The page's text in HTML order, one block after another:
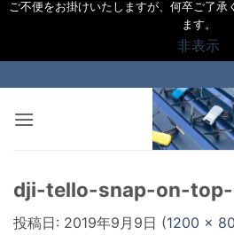
ご不便をお掛けいたしますが、何卒ご了承
ます。
非表示
to
content
dji-tello-snap-on-
投稿日: 2019年9月9日 (1200 ×